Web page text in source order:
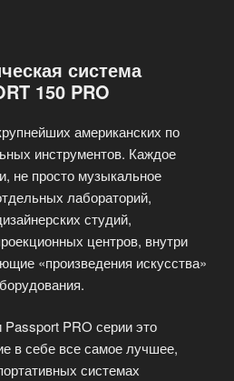
система
150 PRO
американских по
инструментов. Каждое
не просто музыкальное
лабораторий,
студий,
центров, внутри
«произведения искусства»
PRO серии это
в себе все самое лучшее,
системах